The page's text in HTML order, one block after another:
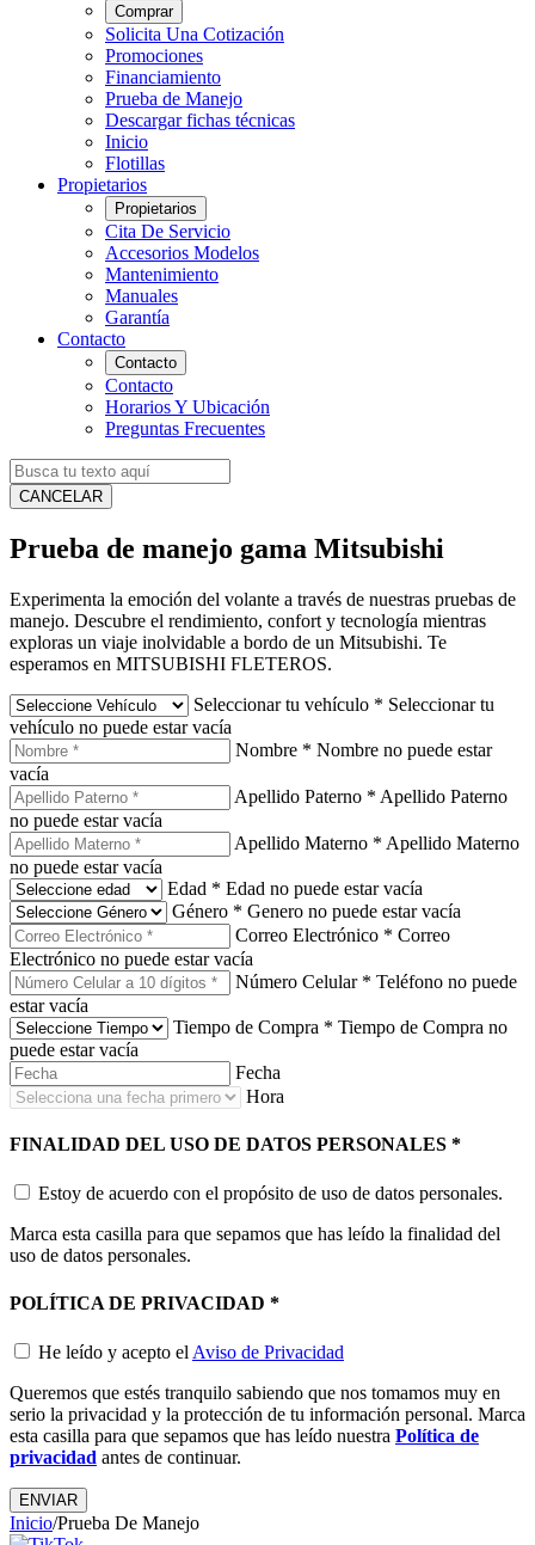
Comprar
Solicita Una Cotización
Promociones
Financiamiento
Prueba de Manejo
Descargar fichas técnicas
Inicio
Flotillas
Propietarios
Propietarios
Cita De Servicio
Accesorios Modelos
Mantenimiento
Manuales
Garantía
Contacto
Contacto
Contacto
Horarios Y Ubicación
Preguntas Frecuentes
CANCELAR
Prueba de manejo gama Mitsubishi
Experimenta la emoción del volante a través de nuestras pruebas de
manejo. Descubre el rendimiento, confort y tecnología mientras
exploras un viaje inolvidable a bordo de un Mitsubishi. Te
esperamos en MITSUBISHI FLETEROS.
Seleccionar tu vehículo * Seleccionar tu
vehículo no puede estar vacía
Nombre * Nombre no puede estar
vacía
Apellido Paterno * Apellido Paterno
no puede estar vacía
Apellido Materno * Apellido Materno
no puede estar vacía
Edad * Edad no puede estar vacía
Género * Genero no puede estar vacía
Correo Electrónico * Correo
Electrónico no puede estar vacía
Número Celular * Teléfono no puede
estar vacía
Tiempo de Compra * Tiempo de Compra no
puede estar vacía
Fecha
Hora
FINALIDAD DEL USO DE DATOS PERSONALES *
Estoy de acuerdo con el propósito de uso de datos personales.
Marca esta casilla para que sepamos que has leído la finalidad del
uso de datos personales.
POLÍTICA DE PRIVACIDAD *
He leído y acepto el Aviso de Privacidad
Queremos que estés tranquilo sabiendo que nos tomamos muy en
serio la privacidad y la protección de tu información personal. Marca
esta casilla para que sepamos que has leído nuestra Política de
privacidad antes de continuar.
ENVIAR
Inicio/Prueba De Manejo